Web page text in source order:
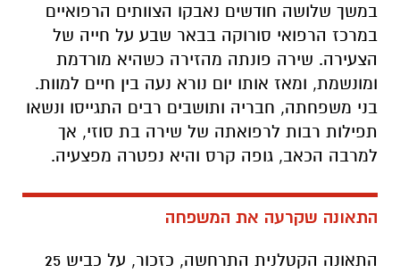
במשך שלושה חודשים נאבקו הצוותים הרפואיים
במרכז הרפואי סורוקה בבאר שבע על חייה של
הצעירה. שירה פונתה מהזירה כשהיא מורדמת
ומונשמת, ומאז אותו יום נורא נעה בין חיים למוות.
בני משפחתה, חבריה ותושבים רבים התגייסו ונשאו
תפילות רבות לרפואתה של שירה בת סוזי, אך
למרבה הכאב, גופה קרס והיא נפטרה מפצעיה.
התאונה שקרעה את המשפחה
התאונה הקטלנית התרחשה, כזכור, על כביש 25